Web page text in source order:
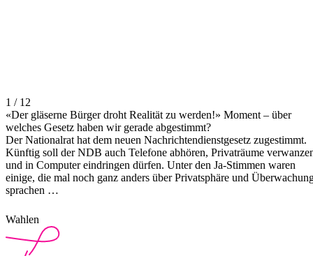
1 / 12
«Der gläserne Bürger droht Realität zu werden!» Moment – über
welches Gesetz haben wir gerade abgestimmt?
Der Nationalrat hat dem neuen Nachrichtendienstgesetz zugestimmt.
Künftig soll der NDB auch Telefone abhören, Privaträume
und in Computer eindringen dürfen. Unter den Ja-Stimmen waren
einige, die mal noch ganz anders über Privatsphäre und
sprachen …
Wahlen